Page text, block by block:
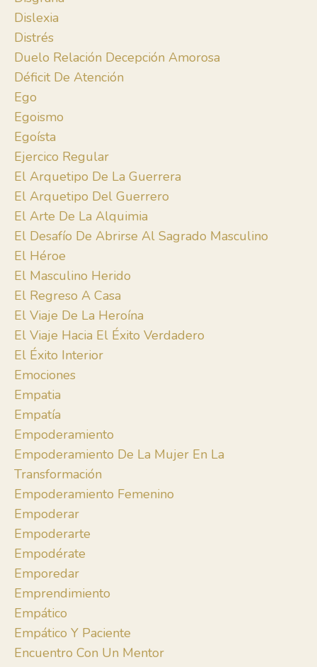
Dislexia
Distrés
Duelo Relación Decepción Amorosa
Déficit De Atención
Ego
Egoismo
Egoísta
Ejercico Regular
El Arquetipo De La Guerrera
El Arquetipo Del Guerrero
El Arte De La Alquimia
El Desafío De Abrirse Al Sagrado Masculino
El Héroe
El Masculino Herido
El Regreso A Casa
El Viaje De La Heroína
El Viaje Hacia El Éxito Verdadero
El Éxito Interior
Emociones
Empatia
Empatía
Empoderamiento
Empoderamiento De La Mujer En La
Transformación
Empoderamiento Femenino
Empoderar
Empoderarte
Empodérate
Emporedar
Emprendimiento
Empático
Empático Y Paciente
Encuentro Con Un Mentor